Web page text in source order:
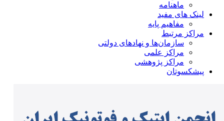
ماهنامه
لینک های مفید
مفاهیم پایه
مراکز مرتبط
سازمان‌ها و نهادهای دولتی
مراکز علمی
مراکز پژوهشی
پیشکسوتان